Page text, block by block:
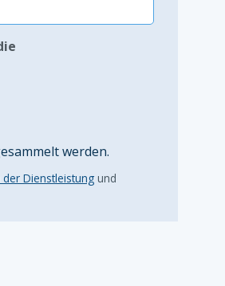
werden.
Dienstleistung und